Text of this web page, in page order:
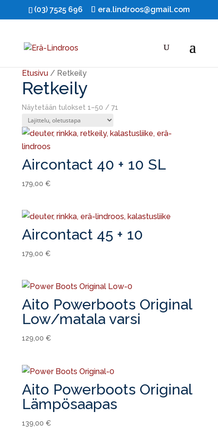
(03) 7525 696 era.lindroos@gmail.com
Etusivu/ Retkeily
Retkeily
Näytetään tulokset 1–50 / 71
Aircontact 40 + 10 SL
179,00 €
Aircontact 45 + 10
179,00 €
Aito Powerboots Original
Low/matala varsi
129,00 €
Aito Powerboots Original
Lämpösaapas
139,00 €